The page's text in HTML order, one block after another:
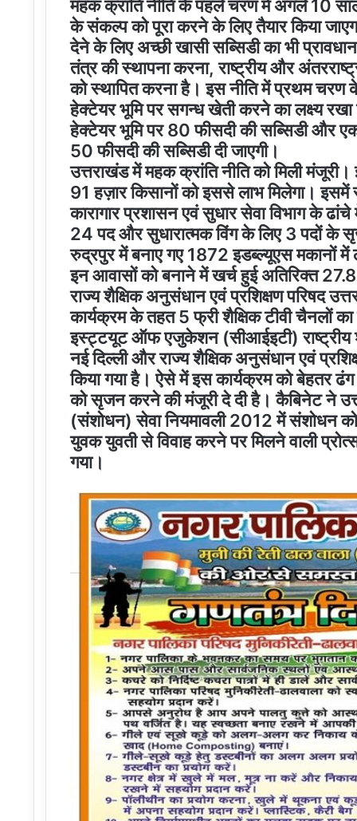
महक क्रांति नीति के पहले चरण में अगले 10
के संकल्प को पूरा करने के लिए तैयार किया
देने के लिए अच्छी खासी सब्सिडी का भी
तंत्र की स्थापना करना, राष्ट्रीय और
को स्थापित करना है। इस नीति में प्रथम
हेक्टेयर भूमि पर सगन्ध खेती करने का लक्ष्य
हेक्टेयर भूमि पर 80 फीसदी की सब्सिडी और
50 फीसदी की सब्सिडी दी जाएगी।
उत्तराखंड में महक क्रांति नीति को मिली
91 हज़ार किसानों को इससे लाभ मिलेगा। इसमें
कारागार प्रशासन एवं सुधार सेवा विभाग के
24 पद और सुधारात्मक विंग के लिए 3 पदों के
रुद्रपुर में बनाए गए 1872 इडब्ल्यूएस मकानों
इन आवासों को बनाने में खर्च हुई अतिरिक्त
राज्य शैक्षिक अनुसंधान एवं प्रशिक्षण परिषद
कार्यक्रम के तहत 5 फ्री शैक्षिक टीवी चैनलों
इस्ट्टयूट ऑफ एजुकेशन (सीआईइटी) राष्ट्रीय
नई दिल्ली और राज्य शैक्षिक अनुसंधान एवं
किया गया है। ऐसे में इस कार्यक्रम को बेहतर
को सृजन करने की मंजूरी दे दी है। कैबिनेट ने
(संशोधन) सेवा नियमावली 2012 में संशोधन को
युवक युवती से विवाह करने पर मिलने वाली
गया।